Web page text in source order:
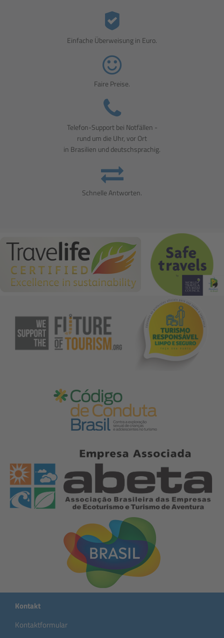
Einfache Überweisung in Euro.
Faire Preise.
Telefon-Support bei Notfällen -
rund um die Uhr, vor Ort
in Brasilien und deutschsprachig.
Schnelle Antworten.
Kontakt
Kontaktformular